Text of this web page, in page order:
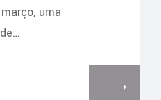
uma